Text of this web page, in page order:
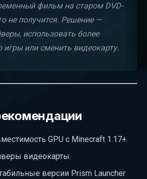
фильм на старом DVD-
не получится. Решение —
использовать более
или сменить видеокарту.
GPU с Minecraft 1.17+.
видеокарты.
версии Prism Launcher